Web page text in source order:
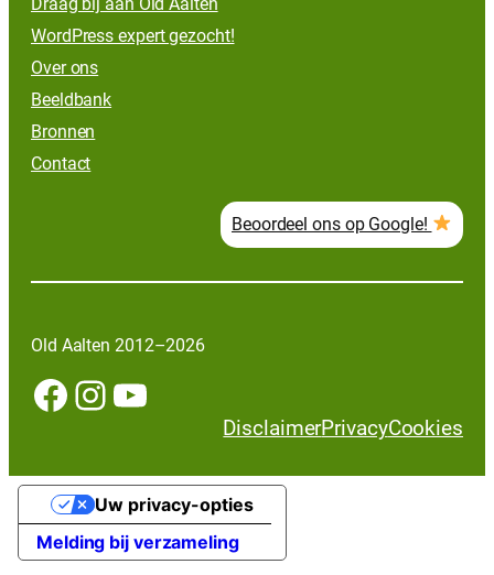
WordPress expert gezocht!
Over ons
Beeldbank
Bronnen
Contact
Beoordeel ons op Google!
Old Aalten 2012–2026
Facebook InstagramYouTube
DisclaimerPrivacyCookies
Melding bij verzameling
Uw privacy-opties